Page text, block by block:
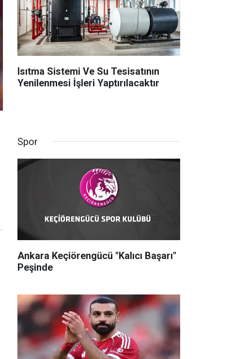
Isıtma Sistemi Ve Su Tesisatının
Yenilenmesi İşleri Yaptırılacaktır
Spor
Ankara Keçiörengücü "Kalıcı Başarı"
Peşinde